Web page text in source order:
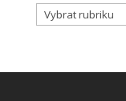
Lakality
prodejců